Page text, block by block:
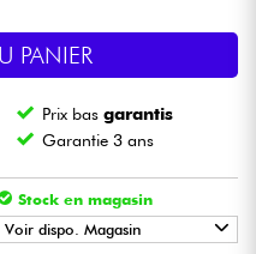
PANIER
Prix basgarantis
Garantie 3 ans
Stock en magasin
Voir dispo. Magasin